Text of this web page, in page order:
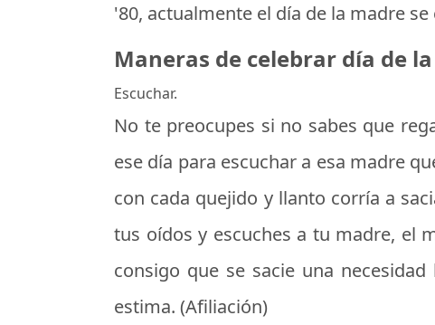
'80, actualmente el día de la madre
Maneras de celebrar día de
Escuchar.
No te preocupes si no sabes que
ese día para escuchar a esa madre
con cada quejido y llanto corría a
tus oídos y escuches a tu madre, el
consigo que se sacie una
estima. (Afiliación)